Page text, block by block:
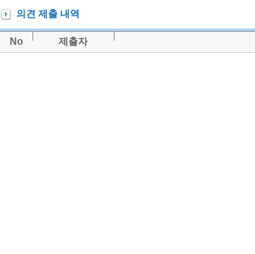
의견 제출 내역
No 제출자